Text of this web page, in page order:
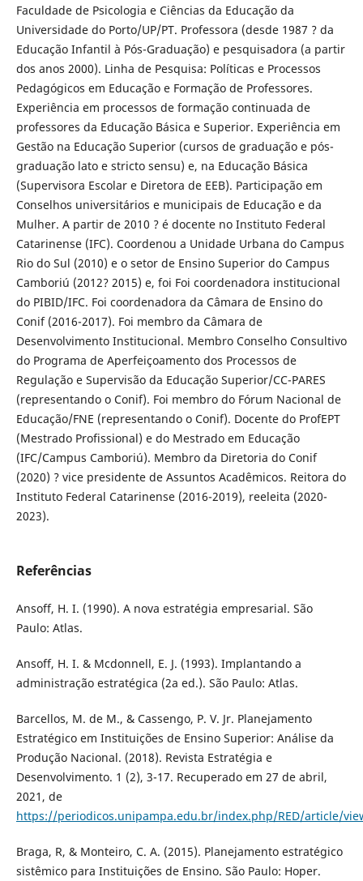
Faculdade de Psicologia e Ciências da Educação da
Universidade do Porto/UP/PT. Professora (desde 1987 ? da
Educação Infantil à Pós-Graduação) e pesquisadora (a partir
dos anos 2000). Linha de Pesquisa: Políticas e Processos
Pedagógicos em Educação e Formação de Professores.
Experiência em processos de formação continuada de
professores da Educação Básica e Superior. Experiência em
Gestão na Educação Superior (cursos de graduação e pós-
graduação lato e stricto sensu) e, na Educação Básica
(Supervisora Escolar e Diretora de EEB). Participação em
Conselhos universitários e municipais de Educação e da
Mulher. A partir de 2010 ? é docente no Instituto Federal
Catarinense (IFC). Coordenou a Unidade Urbana do Campus
Rio do Sul (2010) e o setor de Ensino Superior do Campus
Camboriú (2012? 2015) e, foi Foi coordenadora institucional
do PIBID/IFC. Foi coordenadora da Câmara de Ensino do
Conif (2016-2017). Foi membro da Câmara de
Desenvolvimento Institucional. Membro Conselho Consultivo
do Programa de Aperfeiçoamento dos Processos de
Regulação e Supervisão da Educação Superior/CC-PARES
(representando o Conif). Foi membro do Fórum Nacional de
Educação/FNE (representando o Conif). Docente do ProfEPT
(Mestrado Profissional) e do Mestrado em Educação
(IFC/Campus Camboriú). Membro da Diretoria do Conif
(2020) ? vice presidente de Assuntos Acadêmicos. Reitora do
Instituto Federal Catarinense (2016-2019), reeleita (2020-
2023).
Referências
Ansoff, H. I. (1990). A nova estratégia empresarial. São
Paulo: Atlas.
Ansoff, H. I. & Mcdonnell, E. J. (1993). Implantando a
administração estratégica (2a ed.). São Paulo: Atlas.
Barcellos, M. de M., & Cassengo, P. V. Jr. Planejamento
Estratégico em Instituições de Ensino Superior: Análise da
Produção Nacional. (2018). Revista Estratégia e
Desenvolvimento. 1 (2), 3-17. Recuperado em 27 de abril,
2021, de
https://periodicos.unipampa.edu.br/index.php/RED/article/
Braga, R, & Monteiro, C. A. (2015). Planejamento estratégico
sistêmico para Instituições de Ensino. São Paulo: Hoper.